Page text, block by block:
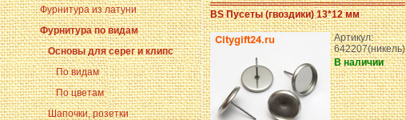
Фурнитура из латуни
Фурнитура по видам
Основы для серег и клипс
По видам
По цветам
Шапочки, розетки
BS Пусеты (гвоздики) 13*12 мм
Артикул:
642207(никель)
В наличии